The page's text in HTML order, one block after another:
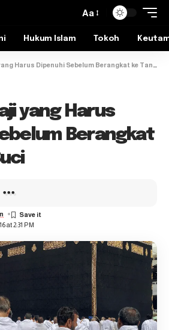
Aa
Hukum Islam Tokoh
Harus Dipenuhi Sebelum Berangkat ke Tanah Suci
yang Harus
Berangkat
at 2:31 PM